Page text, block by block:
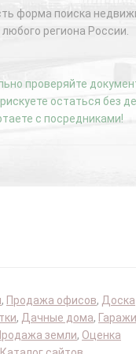
форма поиска
региона России.
проверяйте
остаться без
с посредниками!
, Продажа офисов, Доска
, Дачные дома, Гаражи
земли, Оценка